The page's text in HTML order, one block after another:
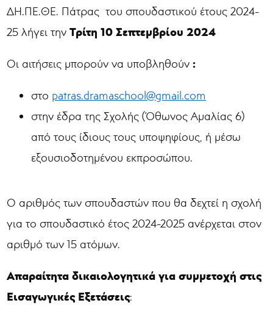
ΔΗ.ΠΕ.ΘΕ. Πάτρας του σπουδαστικού έτους 2024-
25 λήγει τηνΤρίτη 10 Σεπτεμβρίου 2024
Οι αιτήσεις μπορούν να υποβληθούν:
στο patras.dramaschool@gmail.com
στην έδρα της Σχολής (Όθωνος Αμαλίας 6)
από τους ίδιους τους υποψηφίους, ή μέσω
εξουσιοδοτημένου εκπροσώπου.
Ο αριθμός των σπουδαστών που θα δεχτεί η σχολή
για το σπουδαστικό έτος 2024-2025 ανέρχεται στον
αριθμό των 15 ατόμων.
Απαραίτητα δικαιολογητικά για συμμετοχή στις
Εισαγωγικές Εξετάσεις: